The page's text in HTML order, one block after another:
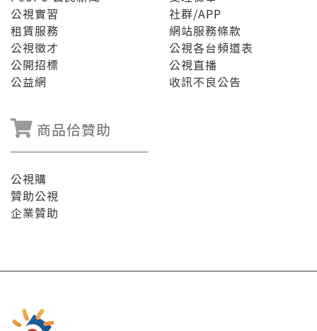
公視實習
租賃服務
公視徵才
公開招標
公益網
社群/APP
網站服務條款
公視各台頻道表
公視直播
收訊不良公告
商品佮贊助
公視購
贊助公視
企業贊助